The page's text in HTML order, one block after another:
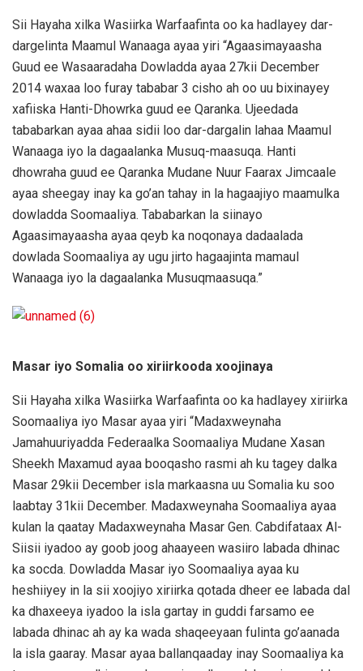
Sii Hayaha xilka Wasiirka Warfaafinta oo ka hadlayey dar-
dargelinta Maamul Wanaaga ayaa yiri “Agaasimayaasha
Guud ee Wasaaradaha Dowladda ayaa 27kii December
2014 waxaa loo furay tababar 3 cisho ah oo uu bixinayey
xafiiska Hanti-Dhowrka guud ee Qaranka. Ujeedada
tababarkan ayaa ahaa sidii loo dar-dargalin lahaa Maamul
Wanaaga iyo la dagaalanka Musuq-maasuqa. Hanti
dhowraha guud ee Qaranka Mudane Nuur Faarax Jimcaale
ayaa sheegay inay ka go’an tahay in la hagaajiyo maamulka
dowladda Soomaaliya. Tababarkan la siinayo
Agaasimayaasha ayaa qeyb ka noqonaya dadaalada
dowlada Soomaaliya ay ugu jirto hagaajinta mamaul
Wanaaga iyo la dagaalanka Musuqmaasuqa.”
Masar iyo Somalia oo xiriirkooda xoojinaya
Sii Hayaha xilka Wasiirka Warfaafinta oo ka hadlayey xiriirka
Soomaaliya iyo Masar ayaa yiri “Madaxweynaha
Jamahuuriyadda Federaalka Soomaaliya Mudane Xasan
Sheekh Maxamud ayaa booqasho rasmi ah ku tagey dalka
Masar 29kii December isla markaasna uu Somalia ku soo
laabtay 31kii December. Madaxweynaha Soomaaliya ayaa
kulan la qaatay Madaxweynaha Masar Gen. Cabdifataax Al-
Siisii iyadoo ay goob joog ahaayeen wasiiro labada dhinac
ka socda. Dowladda Masar iyo Soomaaliya ayaa ku
heshiiyey in la sii xoojiyo xiriirka qotada dheer ee labada dal
ka dhaxeeya iyadoo la isla gartay in guddi farsamo ee
labada dhinac ah ay ka wada shaqeeyaan fulinta go’aanada
la isla gaaray. Masar ayaa ballanqaaday inay Soomaaliya ka